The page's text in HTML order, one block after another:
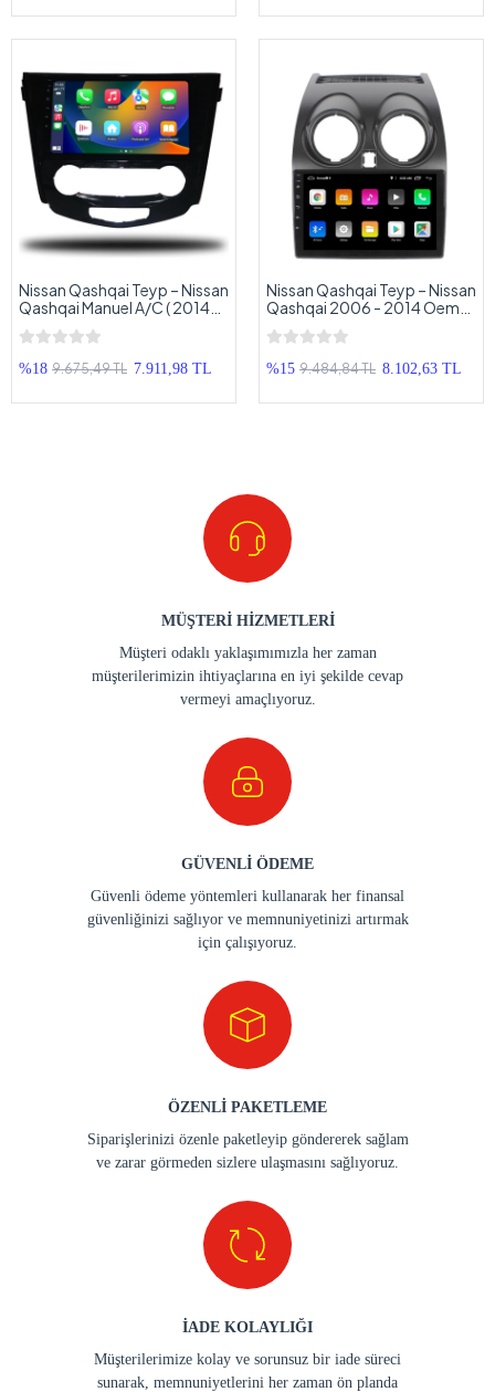
Nissan Qashqai Teyp – Nissan
Qashqai Manuel A/C ( 2014+ )
Oem Android Multimedya –
Nissan Qashqai Android
Double Teyp
%18 9.675,49 TL 7.911,98 TL
Nissan Qashqai Teyp – Nissan
Qashqai 2006 - 2014 Oem
Android Multimedya – Nissan
Qashqai Android Double
Teyp
%15 9.484,84 TL 8.102,63 TL
MÜŞTERİ HİZMETLERİ
Müşteri odaklı yaklaşımımızla her zaman
müşterilerimizin ihtiyaçlarına en iyi şekilde cevap
vermeyi amaçlıyoruz.
GÜVENLİ ÖDEME
Güvenli ödeme yöntemleri kullanarak her finansal
güvenliğinizi sağlıyor ve memnuniyetinizi artırmak
için çalışıyoruz.
ÖZENLİ PAKETLEME
Siparişlerinizi özenle paketleyip göndererek sağlam
ve zarar görmeden sizlere ulaşmasını sağlıyoruz.
İADE KOLAYLIĞI
Müşterilerimize kolay ve sorunsuz bir iade süreci
sunarak, memnuniyetlerini her zaman ön planda